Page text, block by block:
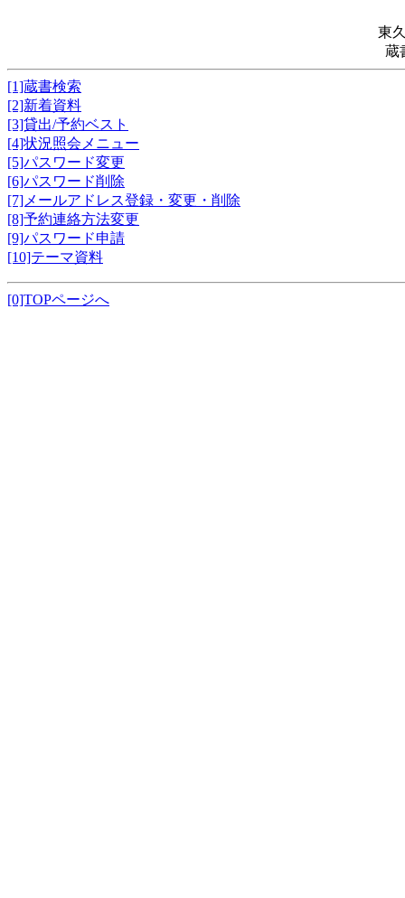
東
蔵
[1]蔵書検索
[2]新着資料
[3]貸出/予約ベスト
[4]状況照会メニュー
[5]パスワード変更
[6]パスワード削除
[7]メールアドレス登録・変更・削除
[8]予約連絡方法変更
[9]パスワード申請
[10]テーマ資料
[0]TOPページへ